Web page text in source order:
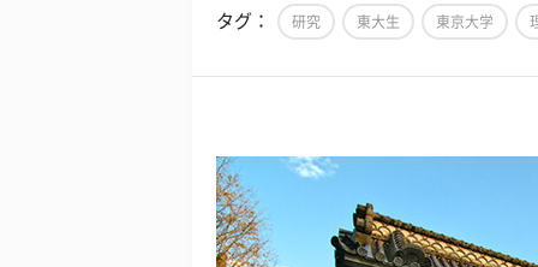
タグ： 研究 東大生 東京大学